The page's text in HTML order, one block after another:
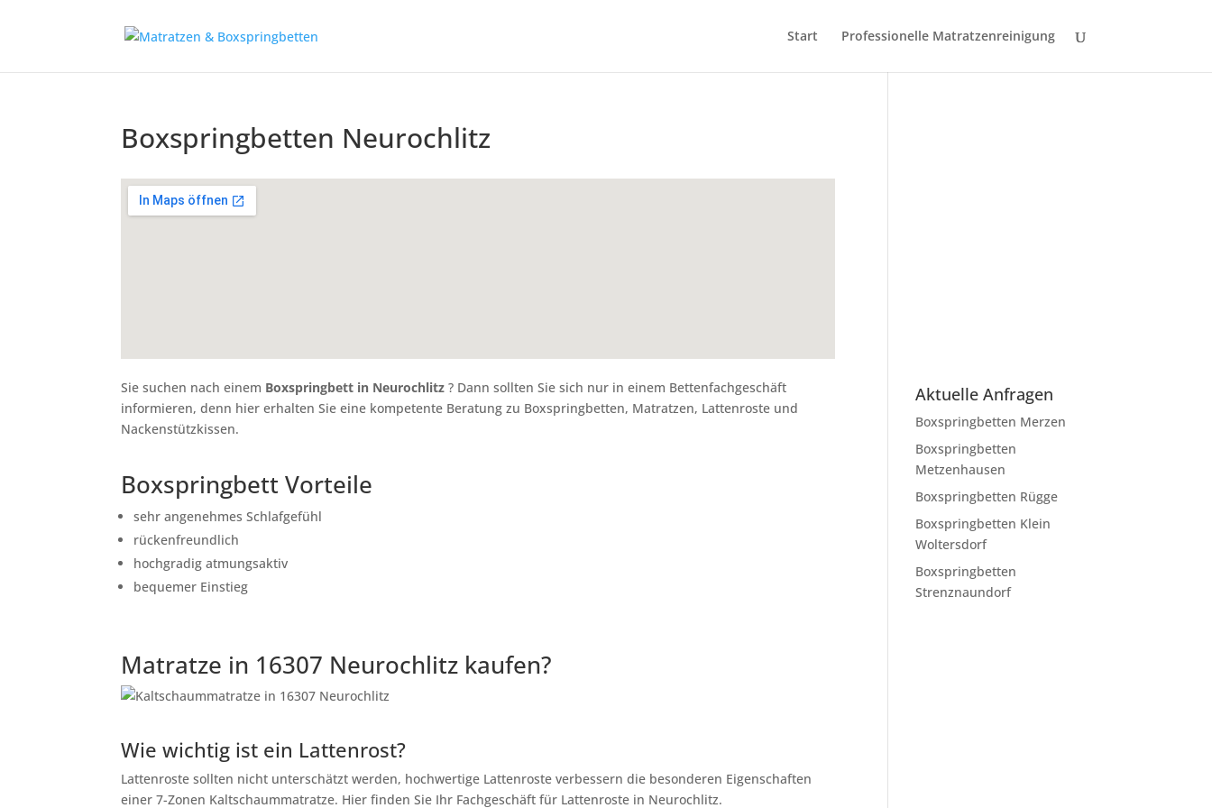
Start Professionelle Matratzenreinigung
Boxspringbetten Neurochlitz
Sie suchen nach einem Boxspringbett in Neurochlitz ? Dann sollten Sie sich nur in einem Bettenfachgeschäft
informieren, denn hier erhalten Sie eine kompetente Beratung zu Boxspringbetten, Matratzen, Lattenroste und
Nackenstützkissen.
Boxspringbett Vorteile
sehr angenehmes Schlafgefühl
rückenfreundlich
hochgradig atmungsaktiv
bequemer Einstieg
Matratze in 16307 Neurochlitz kaufen?
Wie wichtig ist ein Lattenrost?
Lattenroste sollten nicht unterschätzt werden, hochwertige Lattenroste verbessern die besonderen Eigenschaften
einer 7-Zonen Kaltschaummatratze. Hier finden Sie Ihr Fachgeschäft für Lattenroste in Neurochlitz.
Aktuelle Anfragen
Boxspringbetten Merzen
Boxspringbetten
Metzenhausen
Boxspringbetten Rügge
Boxspringbetten Klein
Woltersdorf
Boxspringbetten
Strenznaundorf